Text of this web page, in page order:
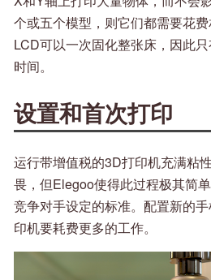
个或五个模型，则它们都需要花
LCD可以一次固化整张床，因此
时间。
设置和首次打印
运行带增值税的3D打印机充满粘
畏，但Elegoo使得此过程极其简
竞争对手设定的标准。配置新的
印机要耗费更多的工作。